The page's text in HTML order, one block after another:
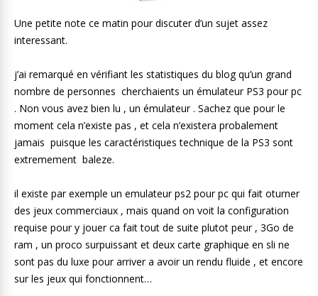
Une petite note ce matin pour discuter d’un sujet assez
interessant.
j’ai remarqué en vérifiant les statistiques du blog qu’un grand
nombre de personnes cherchaients un émulateur PS3 pour pc
. Non vous avez bien lu , un émulateur . Sachez que pour le
moment cela n’existe pas , et cela n’existera probalement
jamais puisque les caractéristiques technique de la PS3 sont
extremement baleze.
il existe par exemple un emulateur ps2 pour pc qui fait oturner
des jeux commerciaux , mais quand on voit la configuration
requise pour y jouer ca fait tout de suite plutot peur , 3Go de
ram , un proco surpuissant et deux carte graphique en sli ne
sont pas du luxe pour arriver a avoir un rendu fluide , et encore
sur les jeux qui fonctionnent…